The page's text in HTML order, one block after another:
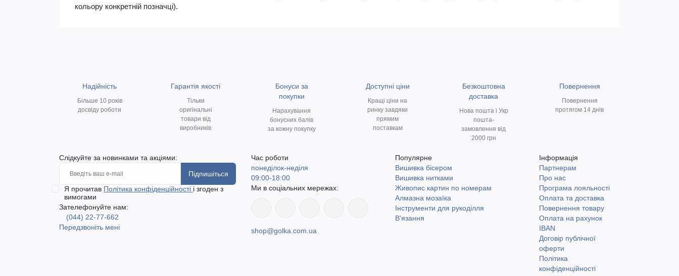
кольору конкретній позначці).
Надійність
Більше 10 років
досвіду роботи
Гарантія якості
Тільки
оригінальні
товари від
виробників
Бонуси за
покупки
Нарахування
бонусних балів
за кожну покупку
Доступні ціни
Кращі ціни на
ринку завдяки
прямим
поставкам
Безкоштовна
доставка
Нова пошта і Укр
пошта-
замовлення від
2000 грн
Повернення
Повернення
протягом 14 днів
Слідкуйте за новинками та акціями:
Підпишіться
Я прочитав Політика конфіденційності і згоден з
вимогами
Зателефонуйте нам:
(044) 22-77-662
Передзвоніть мені
Час роботи
понеділок-неділя
09:00-18:00
Ми в соціальних мережах:
shop@golka.com.ua
Популярне
Вишивка бісером
Вишивка нитками
Живопис картин по номерам
Алмазна мозаїка
Інструменти для рукоділля
В'язання
Інформація
Партнерам
Про нас
Програма лояльності
Оплата та доставка
Повернення товару
Оплата на рахунок
IBAN
Договір публічної
оферти
Політика
конфіденційності